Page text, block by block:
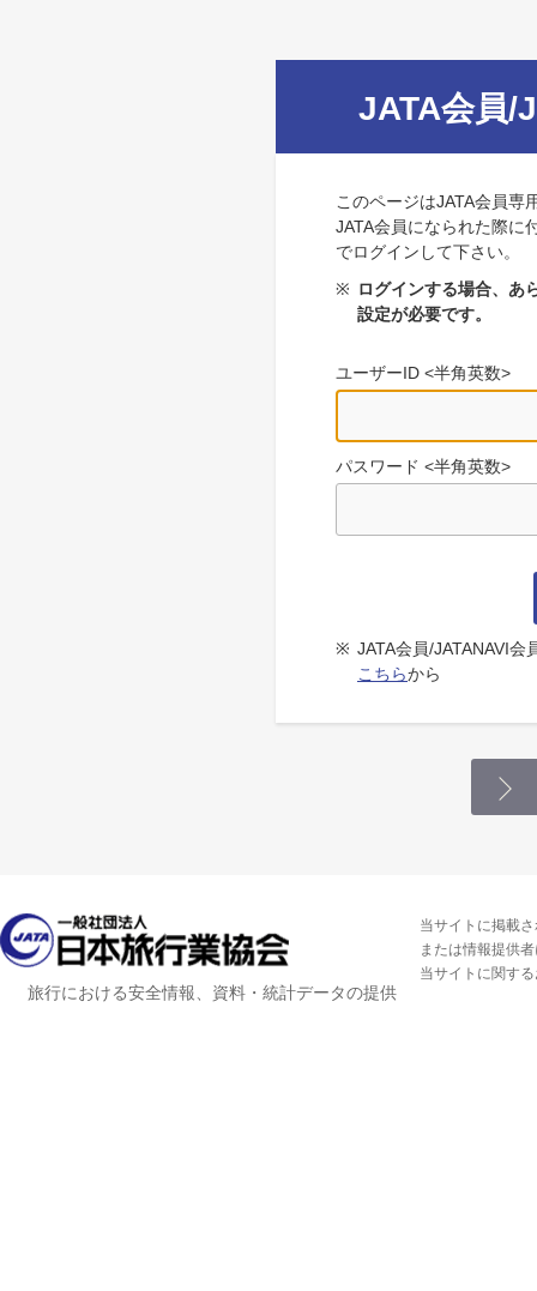
JATA会員/
このページはJATA会員専
JATA会員になられた際に
でログインして下さい。
※ ログインする場合、あ
設定が必要です。
ユーザーID <半角英数>
パスワード <半角英数>
※ JATA会員/JATANAVI
こちらから
旅行における安全情報、資料・統計データの提供
当サイトに掲載
または情報提供
当サイトに関す